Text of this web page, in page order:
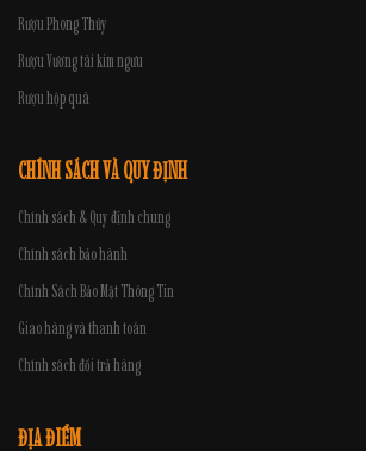
Rượu Phong Thủy
Rượu Vương tài kim ngưu
Rượu hộp quà
CHÍNH SÁCH VÀ QUY ĐỊNH
Chính sách & Quy định chung
Chính sách bảo hành
Chính Sách Bảo Mật Thông Tin
Giao hàng và thanh toán
Chính sách đổi trả hàng
ĐỊA ĐIỂM